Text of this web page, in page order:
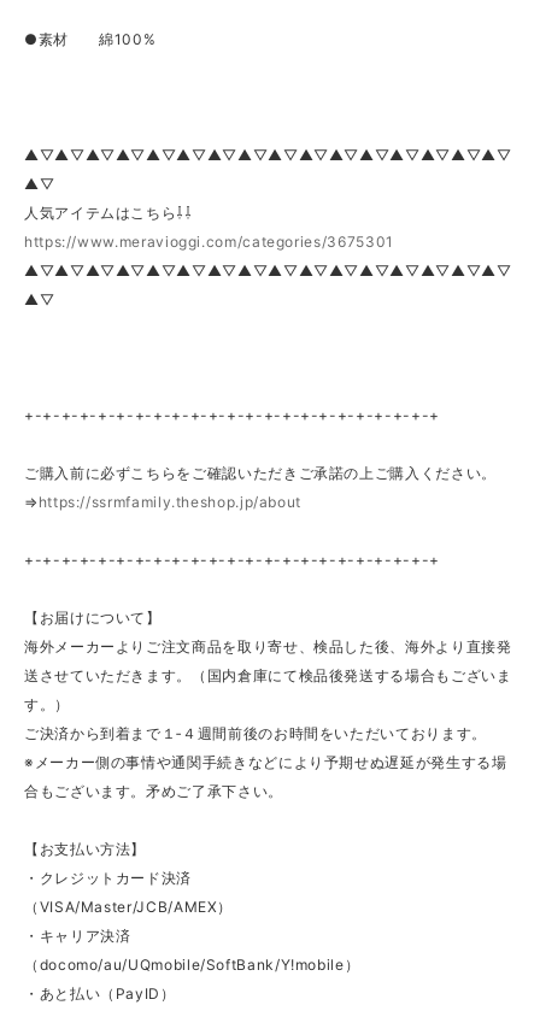
●素材 綿100%
▲▽▲▽▲▽▲▽▲▽▲▽▲▽▲▽▲▽▲▽▲▽▲▽▲▽▲▽▲▽▲▽
▲▽
人気アイテムはこちら⇩⇩
https://www.meravioggi.com/categories/3675301
▲▽▲▽▲▽▲▽▲▽▲▽▲▽▲▽▲▽▲▽▲▽▲▽▲▽▲▽▲▽▲▽
▲▽
+-+-+-+-+-+-+-+-+-+-+-+-+-+-+-+-+-+-+-+-+-+-+
ご購入前に必ずこちらをご確認いただきご承諾の上ご購入ください。
⇒ https://ssrmfamily.theshop.jp/about
+-+-+-+-+-+-+-+-+-+-+-+-+-+-+-+-+-+-+-+-+-+-+
【お届けについて】
海外メーカーよりご注文商品を取り寄せ、検品した後、海外より直接発
送させていただきます。（国内倉庫にて検品後発送する場合もございま
す。）
ご決済から到着まで１‐４週間前後のお時間をいただいております。
※メーカー側の事情や通関手続きなどにより予期せぬ遅延が発生する場
合もございます。矛めご了承下さい。
【お支払い方法】
・クレジットカード決済
（VISA/Master/JCB/AMEX）
・キャリア決済
（docomo/au/UQmobile/SoftBank/Y!mobile）
・あと払い（PayID）